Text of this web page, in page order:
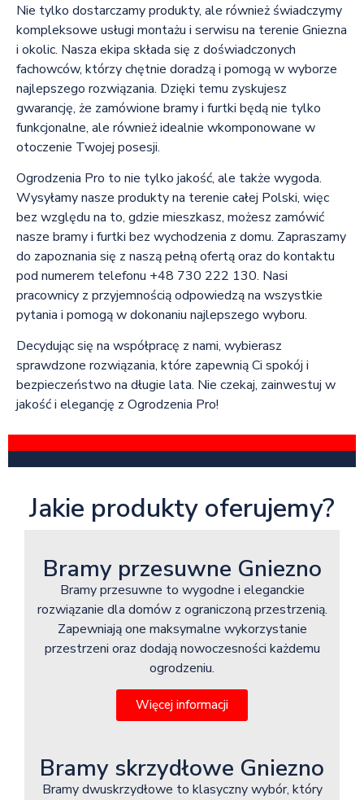
Nie tylko dostarczamy produkty, ale również świadczymy
kompleksowe usługi montażu i serwisu na terenie Gniezna
i okolic. Nasza ekipa składa się z doświadczonych
fachowców, którzy chętnie doradzą i pomogą w wyborze
najlepszego rozwiązania. Dzięki temu zyskujesz
gwarancję, że zamówione bramy i furtki będą nie tylko
funkcjonalne, ale również idealnie wkomponowane w
otoczenie Twojej posesji.
Ogrodzenia Pro to nie tylko jakość, ale także wygoda.
Wysyłamy nasze produkty na terenie całej Polski, więc
bez względu na to, gdzie mieszkasz, możesz zamówić
nasze bramy i furtki bez wychodzenia z domu. Zapraszamy
do zapoznania się z naszą pełną ofertą oraz do kontaktu
pod numerem telefonu +48 730 222 130. Nasi
pracownicy z przyjemnością odpowiedzą na wszystkie
pytania i pomogą w dokonaniu najlepszego wyboru.
Decydując się na współpracę z nami, wybierasz
sprawdzone rozwiązania, które zapewnią Ci spokój i
bezpieczeństwo na długie lata. Nie czekaj, zainwestuj w
jakość i elegancję z Ogrodzenia Pro!
Jakie produkty oferujemy?
Bramy przesuwne Gniezno
Bramy przesuwne to wygodne i eleganckie
rozwiązanie dla domów z ograniczoną przestrzenią.
Zapewniają one maksymalne wykorzystanie
przestrzeni oraz dodają nowoczesności każdemu
ogrodzeniu.
Więcej informacji
Bramy skrzydłowe Gniezno
Bramy dwuskrzydłowe to klasyczny wybór, który